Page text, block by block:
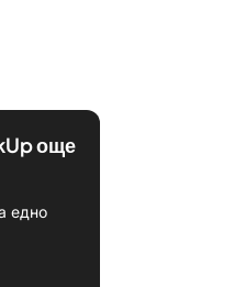
още
едно